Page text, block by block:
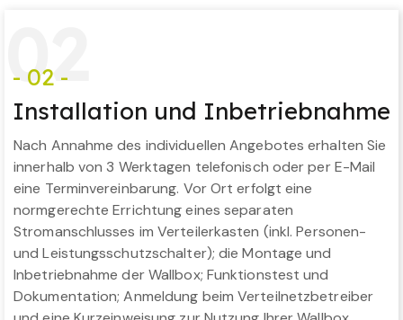
02
- 02 -
Installation und Inbetriebnahme
Nach Annahme des individuellen Angebotes erhalten Sie
innerhalb von 3 Werktagen telefonisch oder per E-Mail
eine Terminvereinbarung. Vor Ort erfolgt eine
normgerechte Errichtung eines separaten
Stromanschlusses im Verteilerkasten (inkl. Personen-
und Leistungsschutzschalter); die Montage und
Inbetriebnahme der Wallbox; Funktionstest und
Dokumentation; Anmeldung beim Verteilnetzbetreiber